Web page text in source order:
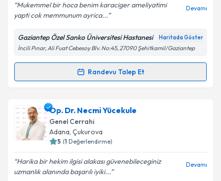
Kişisel verilerimin işlenmesine ilişkin
Metni 'ni okudum ve kişisel verilerimin belirtilen
kapsamda işlenmesini kabul ediyorum.
Takvim Talebini Gönder
Mukemmel bir hoca benim karaciger ameliyatimi
yapti cok memmunum ayrica...
Devamı
Gaziantep Özel Sanko Üniversitesi Hastanesi Haritada Göster
İncili Pınar, Ali Fuat Cebesoy Blv. No:45, 27090 Şehitkamil/Gaziantep
Randevu Talep Et
Randevu Takvimi Talebi
Doç. Dr. Ersin Borazaniçin randevu takvimi talebi
oluşturun. Size bu uzmandan randevu almanız için bir
takvim hazırlandığında e-posta ile bilgilendireceğiz.
Op. Dr. Necmi Yücekule
Genel Cerrahi
Adana, Çukurova
5 (1 Değerlendirme)
Harika bir hekim ilgisi alakası güvenebileceginiz
uzmanlık alanında başarılı iyiki...
Devamı